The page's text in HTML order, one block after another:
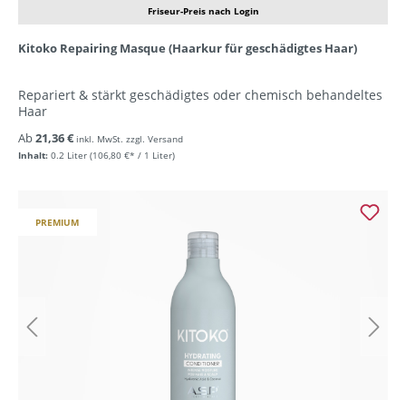
Friseur-Preis nach Login
Kitoko Repairing Masque (Haarkur für geschädigtes Haar)
Repariert & stärkt geschädigtes oder chemisch behandeltes
Haar
Inhalt: 0.2 Liter (106,80 €* / 1 Liter)
Ab21,36 € inkl. MwSt. zzgl. Versand
PREMIUM